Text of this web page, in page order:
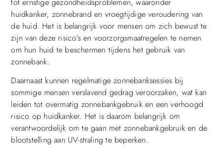
huidkanker, zonnebrand en vroegtijdige veroudering van
de huid. Het is belangrijk voor mensen om zich bewust te
zijn van deze risico’s en voorzorgsmaatregelen te nemen
om hun huid te beschermen tijdens het gebruik van
zonnebank.
Daarnaast kunnen regelmatige zonnebanksessies bij
sommige mensen verslavend gedrag veroorzaken, wat kan
leiden tot overmatig zonnebankgebruik en een verhoogd
risico op huidkanker. Het is daarom belangrijk om
verantwoordelijk om te gaan met zonnebankgebruik en de
blootstelling aan UV-straling te beperken.